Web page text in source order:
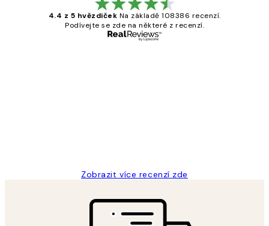
4.4 z 5 hvězdiček Na základě 108386 recenzí.
Podívejte se zde na některé z recenzí.
Zobrazit více recenzí zde